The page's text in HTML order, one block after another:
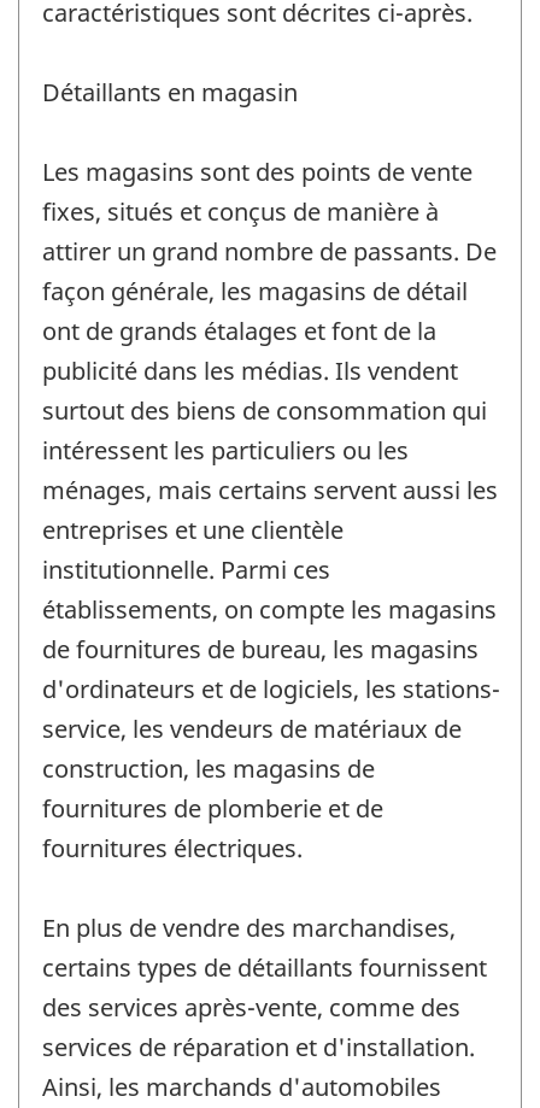
caractéristiques sont décrites ci-après.
Détaillants en magasin
Les magasins sont des points de vente
fixes, situés et conçus de manière à
attirer un grand nombre de passants. De
façon générale, les magasins de détail
ont de grands étalages et font de la
publicité dans les médias. Ils vendent
surtout des biens de consommation qui
intéressent les particuliers ou les
ménages, mais certains servent aussi les
entreprises et une clientèle
institutionnelle. Parmi ces
établissements, on compte les magasins
de fournitures de bureau, les magasins
d'ordinateurs et de logiciels, les stations-
service, les vendeurs de matériaux de
construction, les magasins de
fournitures de plomberie et de
fournitures électriques.
En plus de vendre des marchandises,
certains types de détaillants fournissent
des services après-vente, comme des
services de réparation et d'installation.
Ainsi, les marchands d'automobiles